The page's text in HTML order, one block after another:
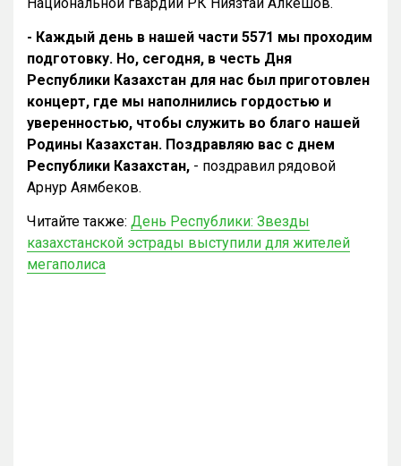
- Каждый день в нашей части 5571 мы проходим
подготовку. Но, сегодня, в честь Дня
Республики Казахстан для нас был приготовлен
концерт, где мы наполнились гордостью и
уверенностью, чтобы служить во благо нашей
Родины Казахстан. Поздравляю вас с днем
Республики Казахстан, - поздравил рядовой
Арнур Аямбеков.
Читайте также: День Республики: Звезды
казахстанской эстрады выступили для жителей
мегаполиса